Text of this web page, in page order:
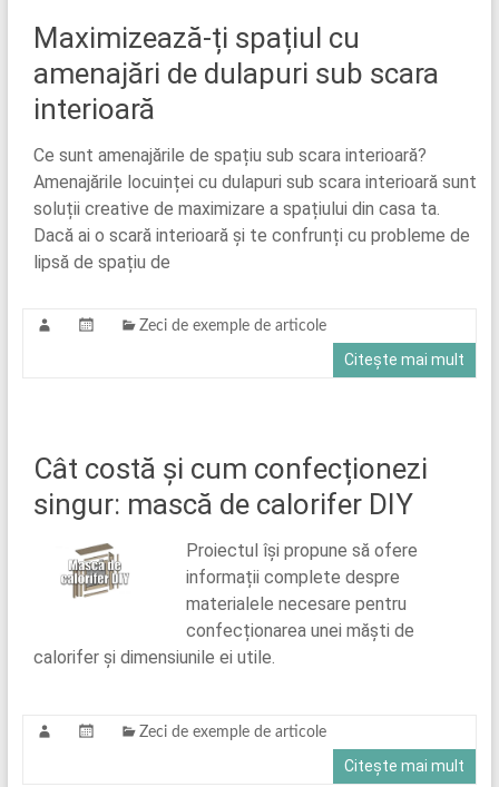
Maximizează-ți spațiul cu
amenajări de dulapuri sub scara
interioară
Ce sunt amenajările de spațiu sub scara interioară?
Amenajările locuinței cu dulapuri sub scara interioară sunt
soluții creative de maximizare a spațiului din casa ta.
Dacă ai o scară interioară și te confrunți cu probleme de
lipsă de spațiu de
Zeci de exemple de articole
Citește mai mult
Cât costă și cum confecționezi
singur: mască de calorifer DIY
Proiectul își propune să ofere
informații complete despre
materialele necesare pentru
confecționarea unei măști de
calorifer și dimensiunile ei utile.
Zeci de exemple de articole
Citește mai mult